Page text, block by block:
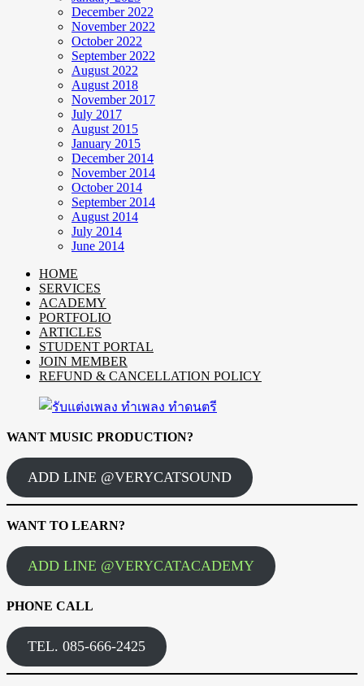
December 2022
November 2022
October 2022
September 2022
August 2022
August 2018
November 2017
July 2017
August 2015
January 2015
December 2014
November 2014
October 2014
September 2014
August 2014
July 2014
June 2014
HOME
SERVICES
ACADEMY
PORTFOLIO
ARTICLES
STUDENT PORTAL
JOIN MEMBER
REFUND & CANCELLATION POLICY
WANT MUSIC PRODUCTION?
ADD LINE @VERYCATSOUND
WANT TO LEARN?
ADD LINE @VERYCATACADEMY
PHONE CALL
TEL. 085-666-2425